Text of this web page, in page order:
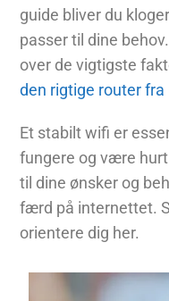
guide bliver du
passer til dine
over de vigtigste
den rigtige router
Et stabilt wifi er
fungere og være
til dine ønsker og
færd på internettet.
orientere dig her.